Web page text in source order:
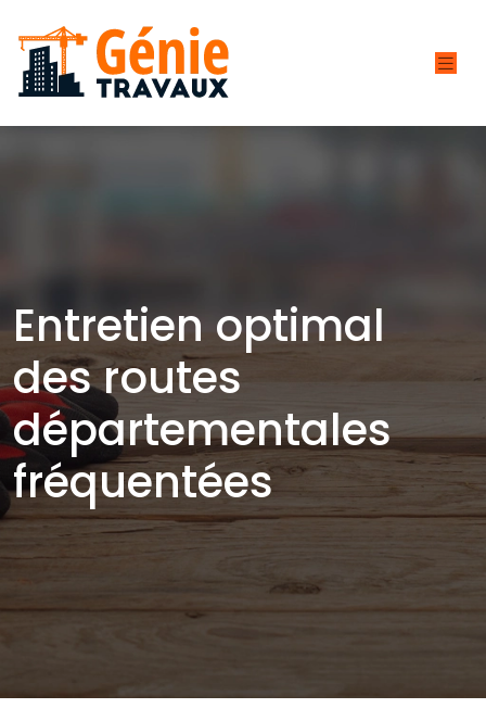
Entretien optimal
des routes
départementales
fréquentées